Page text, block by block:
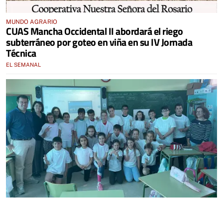
MUNDO AGRARIO
CUAS Mancha Occidental II abordará el riego
subterráneo por goteo en viña en su IV Jornada
Técnica
EL SEMANAL